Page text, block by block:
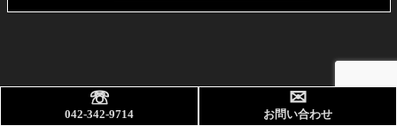
☏
042-342-9714
✉
お問い合わせ